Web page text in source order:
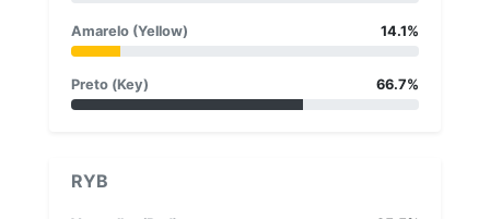
Amarelo (Yellow) 14.1%
Preto (Key) 66.7%
RYB